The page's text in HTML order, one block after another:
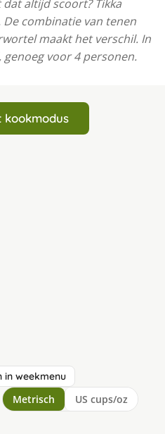
altijd scoort? Tikka
combinatie van tenen
maakt het verschil. In
voor 4 personen.
kookmodus
in weekmenu
Metrisch US cups/oz